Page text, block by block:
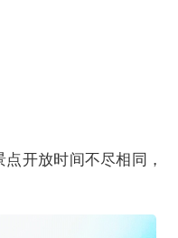
开放时间不尽相同，